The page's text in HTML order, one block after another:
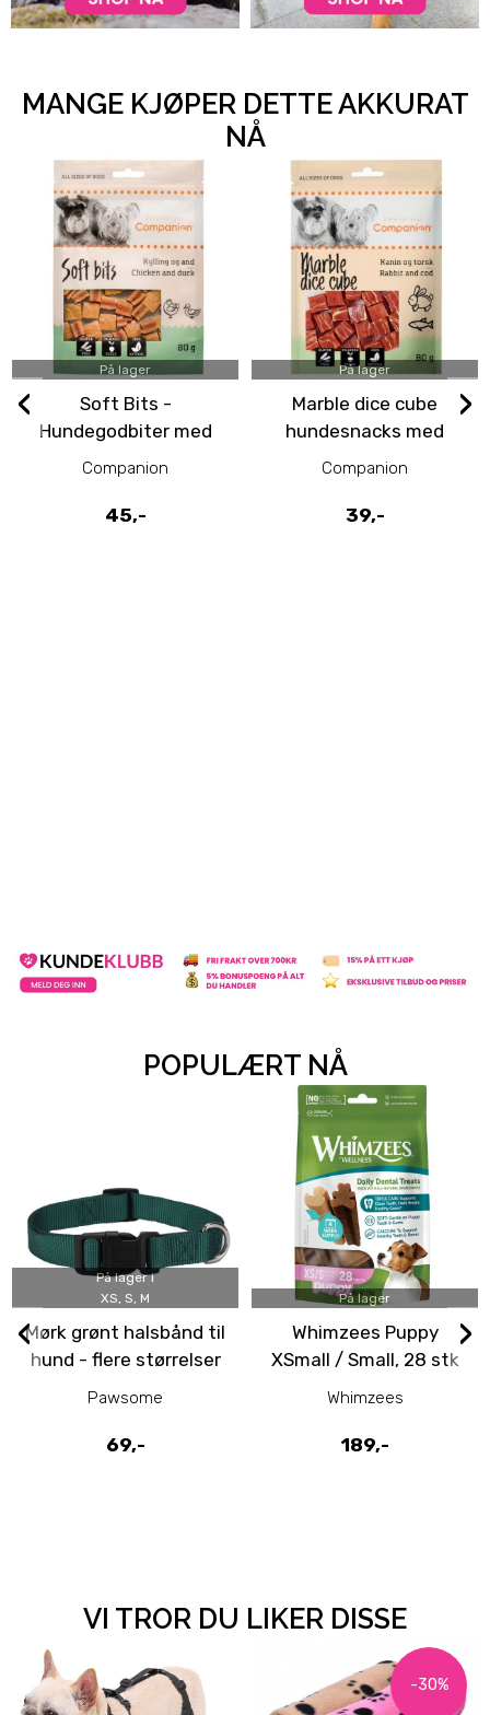
MANGE KJØPER DETTE AKKURAT
NÅ
På lager
Soft Bits -
Hundegodbiter med
Kylling og And
Companion
45,-
På lager
Marble dice cube
hundesnacks med
kanin og torsk
Companion
39,-
‹ ›
POPULÆRT NÅ
På lager i
XS, S, M
Mørk grønt halsbånd til
hund - flere størrelser
Pawsome
69,-
På lager
Whimzees Puppy
XSmall / Small, 28 stk
Whimzees
189,-
‹ ›
VI TROR DU LIKER DISSE
-30%